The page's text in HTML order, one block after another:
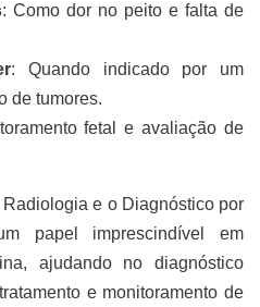
: Como dor no peito e falta de
: Quando indicado por um
de tumores.
fetal e avaliação de
e o Diagnóstico por
papel imprescindível em
ajudando no diagnóstico
e monitoramento de